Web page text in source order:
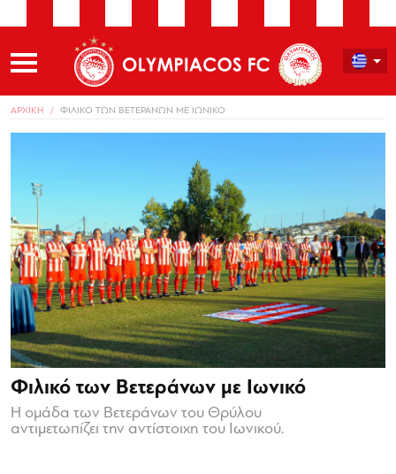
ΑΡΧΙΚΗ ΦΙΛΙΚΟ ΤΩΝ ΒΕΤΕΡΑΝΩΝ ΜΕ ΙΩΝΙΚΟ
Φιλικό των Βετεράνων με Ιωνικό
Η ομάδα των Βετεράνων του Θρύλου
αντιμετωπίζει την αντίστοιχη του Ιωνικού.